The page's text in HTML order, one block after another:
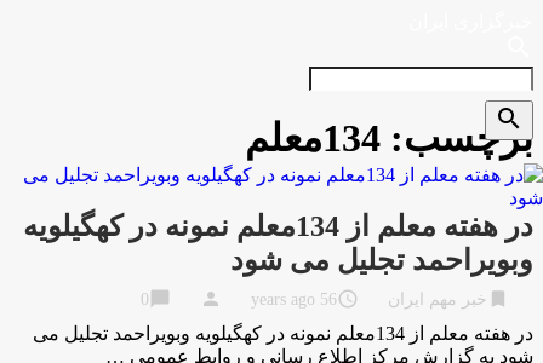
برچسب: 134معلم
در هفته معلم از 134معلم نمونه در کهگیلویه
وبویراحمد تجلیل می شود
خبر مهم ایران access_time
56 years ago
person
chat_bubble
در هفته معلم از 134معلم نمونه در کهگیلویه وبویراحمد تجلیل می
شود به گزارش مركز اطلاع رسانی و روابط عمومی …
search